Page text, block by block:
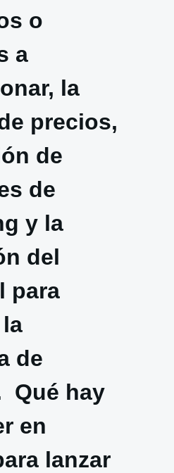
o
a
la
precios,
de
de
y la
del
para
de
Qué hay
en
lanzar